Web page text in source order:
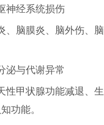
神经系统损伤
、脑膜炎、脑外伤、
泌与代谢异常
性甲状腺功能减退、
功能。